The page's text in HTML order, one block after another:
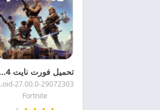
تحميل فورت نايت 2024 Fortnite APK اخر اصدار
Android
Fortnite